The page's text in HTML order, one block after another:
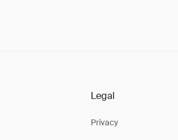
Legal
Privacy